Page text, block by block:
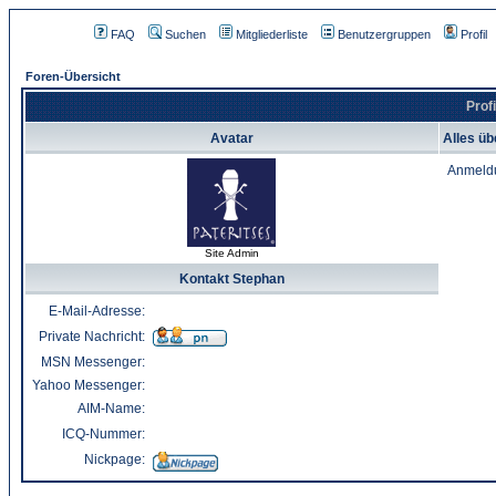
FAQ Suchen Mitgliederliste Benutzergruppen Profil
Foren-Übersicht
Avatar Alles
Site Admin
Kontakt Stephan
E-Mail-Adresse:
Private Nachricht:
MSN Messenger:
Yahoo Messenger:
AIM-Name:
ICQ-Nummer:
Nickpage: